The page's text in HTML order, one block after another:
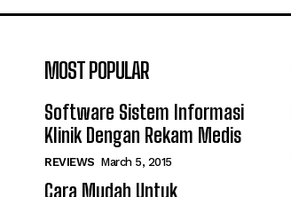
MOST POPULAR
Software Sistem Informasi
Klinik Dengan Rekam Medis
REVIEWS March 5, 2015
Cara Mudah Untuk